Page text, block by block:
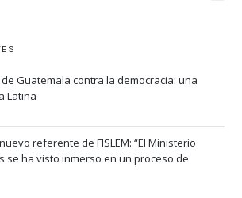
Guatemala contra la democracia: una
Latina
referente de FISLEM: “El Ministerio
se ha visto inmerso en un proceso de